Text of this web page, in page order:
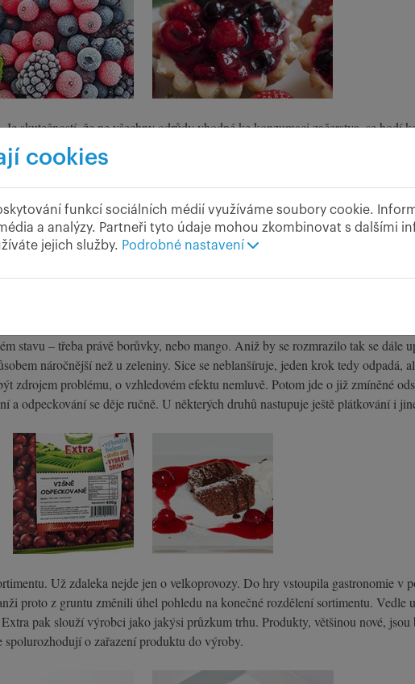
skutečností, že ne všechny odrůdy vhodné ke konzumaci začerstva, se hodí
pro import může být zmizelá základna pro sběr volně rostoucího ovoce. To
v čerstvém stavu a „za živé“.
stavu – třeba právě borůvky, nebo mango. Aniž by se rozmrazilo tak se dále
náročnější než u zeleniny. Sice se neblanšíruje, jeden krok tedy odpadá,
zdrojem problému, o vzhledovém efektu nemluvě. Potom jde o již zmíněné
a odpeckování se děje ručně. U některých druhů nastupuje ještě plátkování i
Už zdaleka nejde jen o velkoprovozy. Do hry vstoupila gastronomie v
proto z gruntu změnili úhel pohledu na konečné rozdělení sortimentu. Vedle
pak slouží výrobci jako jakýsi průzkum trhu. Produkty, většinou nové,
o zařazení produktu do výroby.
cookies
funkcí sociálních médií využíváme soubory cookie.
a analýzy. Partneři tyto údaje mohou zkombinovat s dalšími
jejich služby. Podrobné nastavení